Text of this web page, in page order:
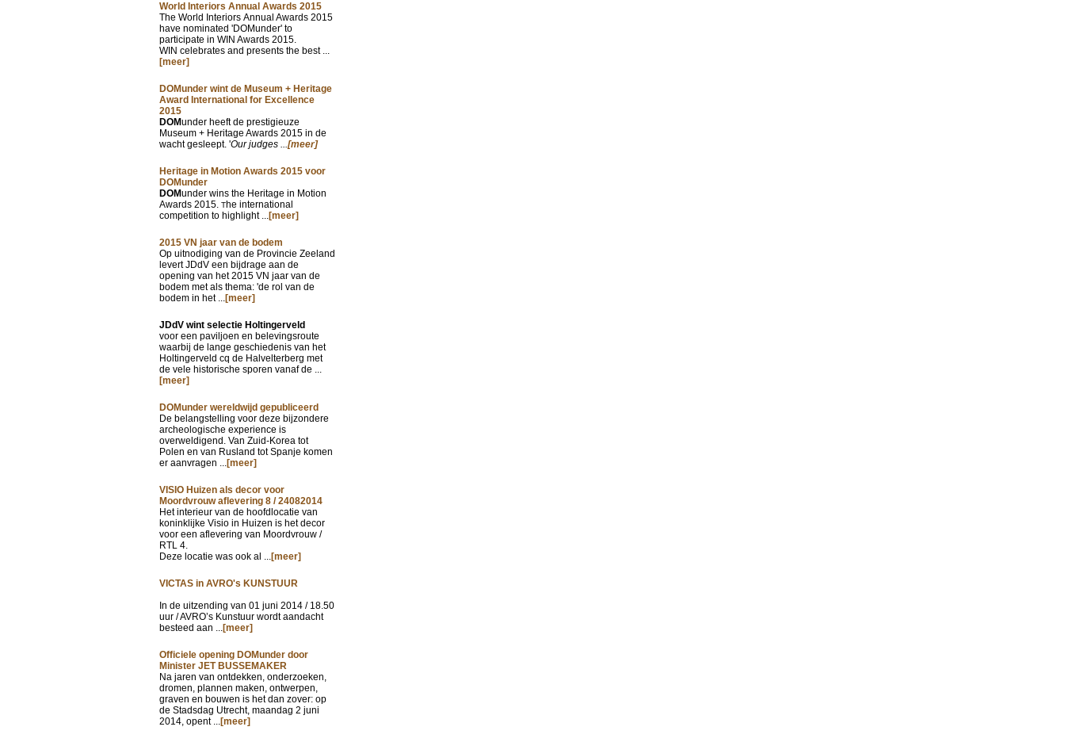
World Interiors Annual Awards 2015
The World Interiors Annual Awards 2015
have nominated 'DOMunder' to
participate in WIN Awards 2015.
WIN celebrates and presents the best ...
[meer]
DOMunder wint de Museum + Heritage
Award International for Excellence
2015
DOMunder heeft de prestigieuze
Museum + Heritage Awards 2015 in de
wacht gesleept. 'Our judges ...[meer]
Heritage in Motion Awards 2015 voor
DOMunder
DOMunder wins the Heritage in Motion
Awards 2015. The international
competition to highlight ...[meer]
2015 VN jaar van de bodem
Op uitnodiging van de Provincie Zeeland
levert JDdV een bijdrage aan de
opening van het 2015 VN jaar van de
bodem met als thema: 'de rol van de
bodem in het ...[meer]
JDdV wint selectie Holtingerveld
voor een paviljoen en belevingsroute
waarbij de lange geschiedenis van het
Holtingerveld cq de Halvelterberg met
de vele historische sporen vanaf de ...
[meer]
DOMunder wereldwijd gepubliceerd
De belangstelling voor deze bijzondere
archeologische experience is
overweldigend. Van Zuid-Korea tot
Polen en van Rusland tot Spanje komen
er aanvragen ...[meer]
VISIO Huizen als decor voor
Moordvrouw aflevering 8 / 24082014
Het interieur van de hoofdlocatie van
koninklijke Visio in Huizen is het decor
voor een aflevering van Moordvrouw /
RTL 4.
Deze locatie was ook al ...[meer]
VICTAS in AVRO's KUNSTUUR
In de uitzending van 01 juni 2014 / 18.50
uur / AVRO’s Kunstuur wordt aandacht
besteed aan ...[meer]
Officiele opening DOMunder door
Minister JET BUSSEMAKER
Na jaren van ontdekken, onderzoeken,
dromen, plannen maken, ontwerpen,
graven en bouwen is het dan zover: op
de Stadsdag Utrecht, maandag 2 juni
2014, opent ...[meer]